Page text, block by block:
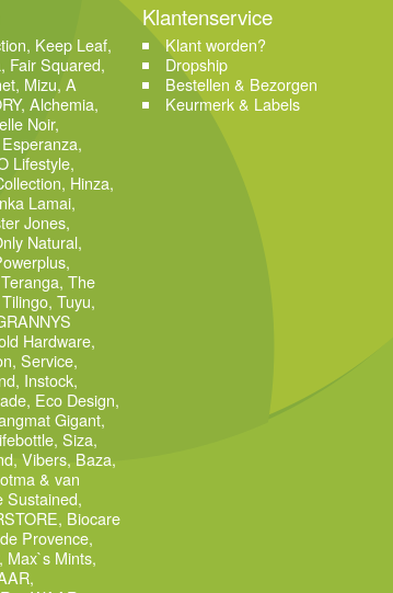
, Keep Leaf,
, Fair Squared,
, Mizu, A
, Alchemia,
Noir,
Esperanza,
Lifestyle,
, Hinza,
Lamai,
Jones,
Natural,
,
Teranga, The
Tilingo, Tuyu,
Hardware,
, Service,
, Instock,
, Eco Design,
Gigant,
, Siza,
, Vibers, Baza,
& van
Sustained,
, Biocare
Provence,
, Max`s Mints,
,
Klantenservice
Klant worden?
Dropship
Bestellen & Bezorgen
Keurmerk & Labels